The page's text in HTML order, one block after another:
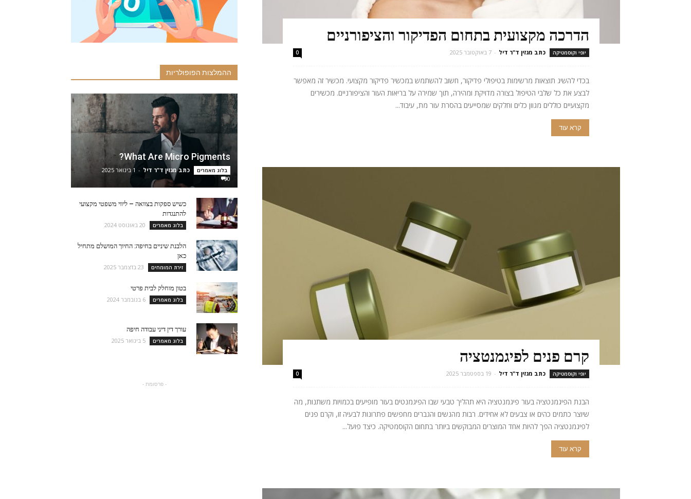
הדרכה מקצועית בתחום הפדיקור והציפורניים
יופי וקוסמטיקה כתב מגזין ד"ר דיל - 7 באוקטובר 2025 0
בכדי להשיג תוצאות מרשימות בטיפולי פדיקור, חשוב להשתמש במכשיר פדיקור מקצועי. מכשיר זה מאפשר
לבצע את כל שלבי הטיפול בצורה מדויקת ומהירה, תוך שמירה על בריאות העור והציפורניים. מכשירים
מקצועיים כוללים מגוון כלים וחלקים שמסייעים בהסרת עור מת, עיבוד...
קרא עוד
קרם פנים לפיגמנטציה
יופי וקוסמטיקה כתב מגזין ד"ר דיל - 19 בספטמבר 2025 0
הבנת הפיגמנטציה בעור פיגמנטציה היא תהליך טבעי שבו הפיגמנטים בעור מופיעים בכמויות משתנות, מה
שיוצר כתמים כהים או צבעים לא אחידים. רבות מהנשים והגברים מחפשים פתרונות לבעיה זו, וקרם פנים
לפיגמנטציה הפך להיות אחד המוצרים המבוקשים ביותר בתחום הקוסמטיקה. כיצד פועל...
קרא עוד
ההמלצות הפופולריות
What Are Micro Pigments?
בלוג מאמרים כתב מגזין ד"ר דיל - 1 בינואר 2025
0
כשיש ספקות בצוואה – ליווי משפטי מקצועי
להתנגדות
בלוג מאמרים 20 באוגוסט 2024
הלבנת שיניים בחיפה: החיוך המושלם מתחיל
כאן
זירת המומחים 23 בדצמבר 2025
בטון מוחלק לבית פרטי
בלוג מאמרים 6 בנובמבר 2024
עורך דין דיני עבודה חיפה
בלוג מאמרים 5 בינואר 2025
- פרסומת -